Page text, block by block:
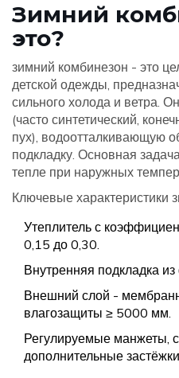
Зимний
это?
зимний комбинезон - это
детской одежды,
сильного холода и ветра.
(часто синтетический,
пух), водоотталкивающую
подкладку. Основная
тепле при наружных
Ключевые характеристики
Утеплитель с
0,15 до 0,30.
Внутренняя подкладка
Внешний слой -
влагозащиты ≥ 5000 мм.
Регулируемые манжеты,
дополнительные